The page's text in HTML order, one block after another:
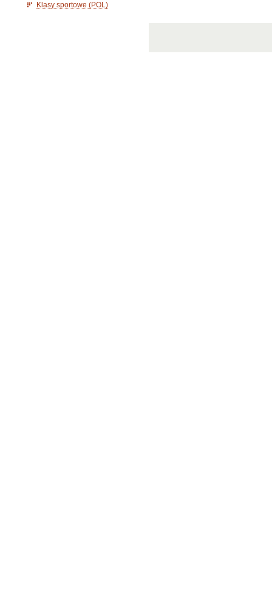
Klasy sportowe (POL)